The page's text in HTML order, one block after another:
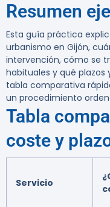
Resumen
Esta guía práctica
urbanismo en Gijón,
intervención, cómo se
habituales y qué plazos
tabla comparativa
un procedimiento
Tabla
coste y
Servicio